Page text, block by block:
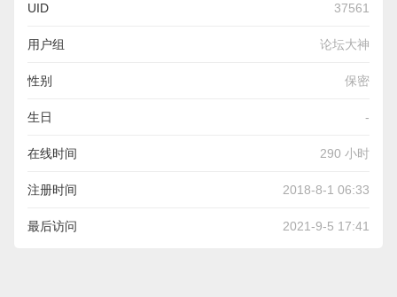
UID 37561
用户组 论坛大神
性别 保密
生日 -
在线时间 290 小时
注册时间 2018-8-1 06:33
最后访问 2021-9-5 17:41